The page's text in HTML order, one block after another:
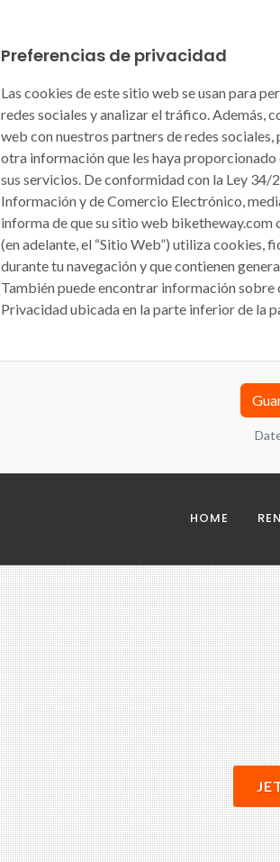
Preferencias de privacidad
Las cookies de este sitio web se usan para
redes sociales y analizar el tráfico. Además,
web con nuestros partners de redes
otra información que les haya proporcionado
sus servicios. De conformidad con la Ley 34/
Información y de Comercio Electrónico,
informa de que su sitio web biketheway.com
(en adelante, el “Sitio Web”) utiliza cookies,
durante tu navegación y que contienen
También puede encontrar información
Privacidad ubicada en la parte inferior de la
Compartir tus análisis de navegación y
Cookies de terceros
Google Maps
HOME